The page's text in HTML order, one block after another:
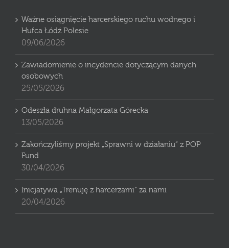
Ważne osiągnięcie harcerskiego ruchu wodnego i
Hufca Łódź Polesie
09/06/2026
Zawiadomienie o incydencie dotyczącym danych
osobowych
25/05/2026
Odeszła druhna Małgorzata Górecka
13/05/2026
Zakończyliśmy projekt „Sprawni w działaniu” z POP
Fund
30/04/2026
Inicjatywa „Trenuję z harcerzami” za nami
20/04/2026